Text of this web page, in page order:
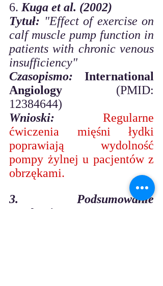
6. Kuga et al. (2002)
Tytuł: "Effect of exercise on
calf muscle pump function in
patients with chronic venous
insufficiency"
Czasopismo: International
Angiology (PMID:
12384644)
Wnioski:
Regularne
ćwiczenia mięśni łydki
poprawiają wydolność
pompy żylnej u pacjentów z
obrzękami.
3. Podsumowanie
mechanizmu